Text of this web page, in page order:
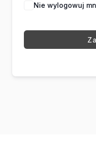
Nie wylogowuj